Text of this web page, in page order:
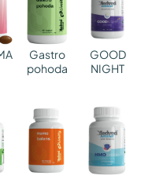
Gastro
pohoda
GOOD
NIGHT